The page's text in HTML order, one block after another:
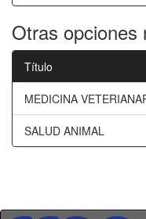
Otras opciones
Título
MEDICINA
SALUD ANIMAL